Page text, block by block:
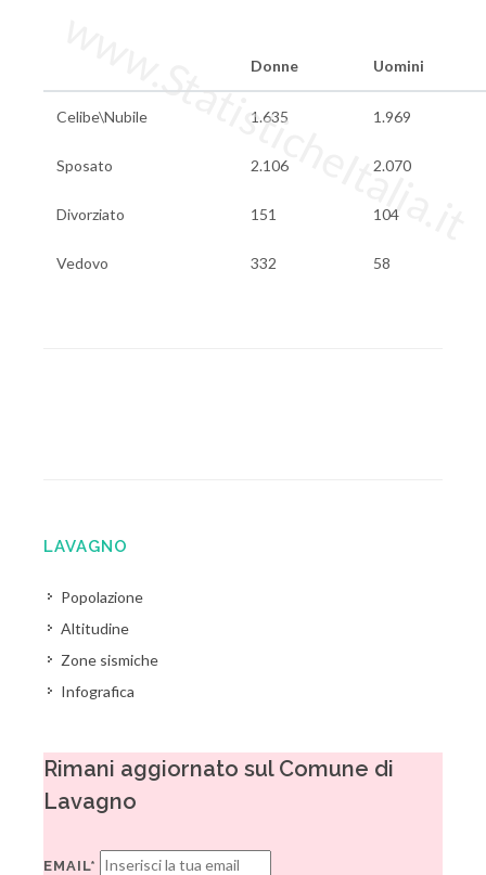
Donne Uomini
Celibe\Nubile 1.635 1.969
Sposato 2.106 2.070
Divorziato 151 104
Vedovo 332 58
www.StatisticheItalia.it
LAVAGNO
Popolazione
Altitudine
Zone sismiche
Infografica
Rimani aggiornato sul Comune di
Lavagno
EMAIL*